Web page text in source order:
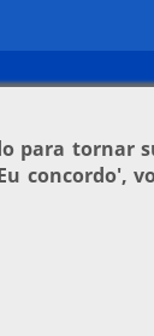
para tornar
concordo',